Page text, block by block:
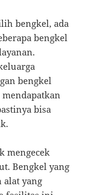
bengkel, ada
bengkel
bengkel
bisa
mengecek
Bengkel yang
alat yang